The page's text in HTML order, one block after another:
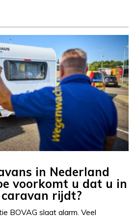
in Nederland
voorkomt u dat u in
rijdt?
BOVAG slaat alarm. Veel